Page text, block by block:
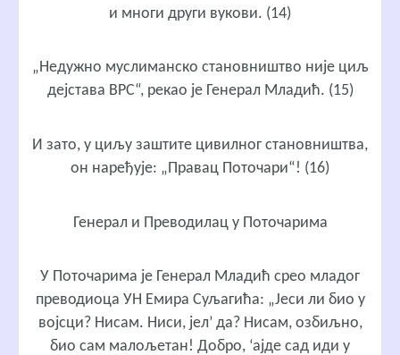
и многи други вукови. (14)
„Недужно муслиманско становништво није циљ
дејстава ВРС“, рекао је Генерал Младић. (15)
И зато, у циљу заштите цивилног становништва,
он наређује: „Правац Поточари“! (16)
Генерал и Преводилац у Поточарима
У Поточарима jе Генерал Младић срео младог
преводиоца УН Емира Суљагића: „Јеси ли био у
војсци? Нисам. Ниси, јел’ да? Нисам, озбиљно,
био сам малољетан! Добро, ‘ајде сад иди у